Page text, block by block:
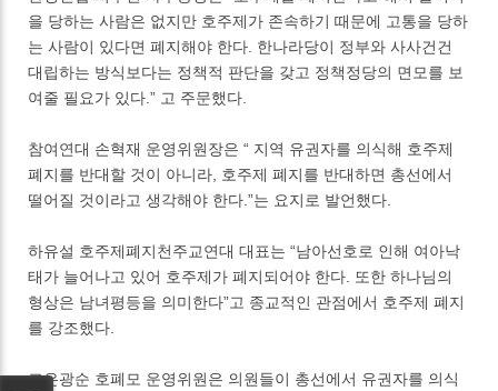
을 당하는 사람은 없지만 호주제가 존속하기 때문에 고통을 당하
는 사람이 있다면 폐지해야 한다. 한나라당이 정부와 사사건건
대립하는 방식보다는 정책적 판단을 갖고 정책정당의 면모를 보
여줄 필요가 있다.” 고 주문했다.
참여연대 손혁재 운영위원장은 “ 지역 유권자를 의식해 호주제
폐지를 반대할 것이 아니라, 호주제 폐지를 반대하면 총선에서
떨어질 것이라고 생각해야 한다.”는 요지로 발언했다.
하유설 호주제폐지천주교연대 대표는 “남아선호로 인해 여아낙
태가 늘어나고 있어 호주제가 폐지되어야 한다. 또한 하나님의
형상은 남녀평등을 의미한다”고 종교적인 관점에서 호주제 폐지
를 강조했다.
고은광순 호폐모 운영위원은 의원들이 총선에서 유권자를 의식